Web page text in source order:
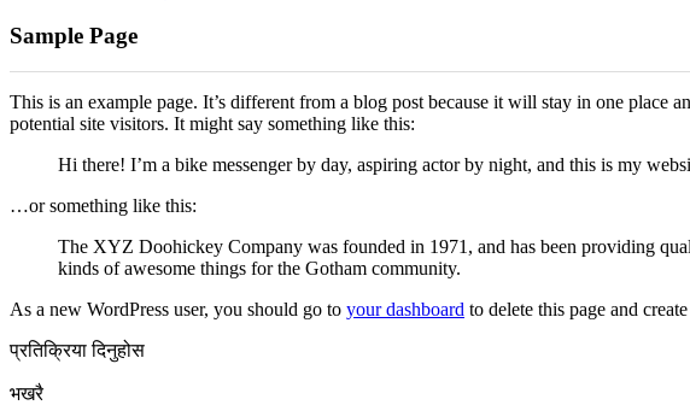
Sample Page
This is an example page. It’s different from a blog post because it will stay in one
potential site visitors. It might say something like this:
Hi there! I’m a bike messenger by day, aspiring actor by night, and this is my
…or something like this:
The XYZ Doohickey Company was founded in 1971, and has been providing
kinds of awesome things for the Gotham community.
As a new WordPress user, you should go to your dashboard to delete this page and
प्रतिक्रिया दिनुहोस
भखरै